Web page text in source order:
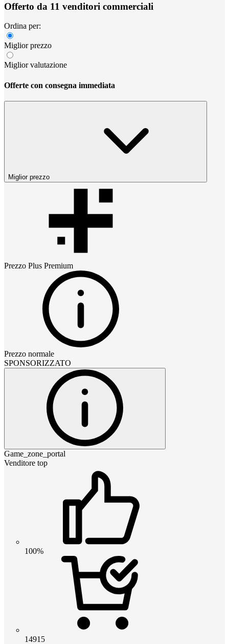
Offerto da 11 venditori commerciali
Ordina per:
Miglior prezzo
Miglior valutazione
Offerte con consegna immediata
Miglior prezzo
Prezzo Plus Premium
Prezzo normale
SPONSORIZZATO
Game_zone_portal
Venditore top
100%
14915